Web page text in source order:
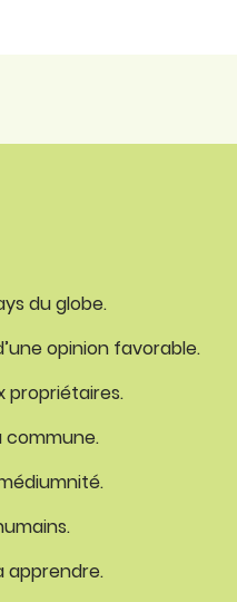
du globe.
opinion favorable.
propriétaires.
commune.
apprendre.